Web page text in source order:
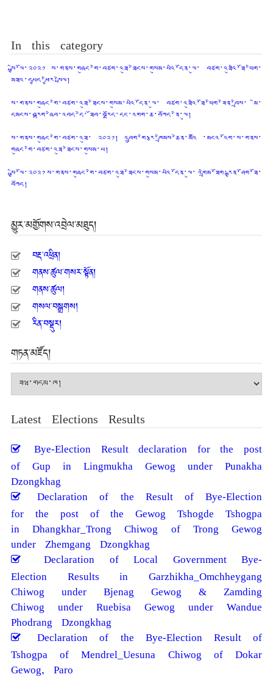
In this category
སྤྱི་ལོ་༢༠༢༡ ས་གནས་གཞུང་གི་བཙག་འཐུ་ཐེངས་གསུམ་པའི་དོན་ལུ་ བཙག་འཐུའི་ཐོ་ཡིག་
མཐའ་དཔྱད་ཕྱིར་སྤེལ།
ས་གནས་གཞུང་གི་བཙག་འཐུ་ཐེངས་གསུམ་པའི་དོན་ལུ་ བཙག་འཐུའི་ཐོ་ཡིག་ཟིན་བྲིས་ མི་
དམངས་བརྟག་ཞིབ་འབད་དེ་ ཐོབ་བརྗོད་དང་འགག་ཆ་བཀོད་ནི་ལུ།
ས་གནས་གཞུང་གི་བཙག་འཐུ་ ༢༠༢༡། འབྲུག་གི་རྩ་ཁྲིམས་ཆེན་མའིོ ་མངའ་འོག་ས་གནས་
གཞུང་གི་བཙག་འཐུ་ཐེངས་གསུམ་པ།
སྤྱི་ལོ་༢༠༢༡ ས་གནས་གཞུང་གི་བཙག་འཐུ་ཐེངས་གསུམ་པའི་དོན་ལུ་ འགྲེམ་ཐོག་རྒྱན་ཤོག་ཐོ་
བཀོད།
མྱུར་མགྱོགས་འབྲེལ་མཐུད།
བརྡ་འཕྲིན།
གནས་ཚུལ་གསར་སྟོན།
གནས་ཚུལ།
གསལ་བསྒྲགས།
རིན་བསྡུར།
གཏན་མཛོད།
Latest Elections Results
Bye-Election Result declaration for the post
of Gup in Lingmukha Gewog under Punakha
Dzongkhag
Declaration of the Result of Bye-Election
for the post of the Gewog Tshogde Tshogpa
in Dhangkhar_Trong Chiwog of Trong Gewog
under Zhemgang Dzongkhag
Declaration of Local Government Bye-
Election Results in Garzhikha_Omchheygang
Chiwog under Bjenag Gewog & Zamding
Chiwog under Ruebisa Gewog under Wandue
Phodrang Dzongkhag
Declaration of the Bye-Election Result of
Tshogpa of Mendrel_Uesuna Chiwog of Dokar
Gewog, Paro